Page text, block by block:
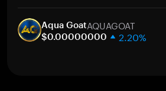
30日間
時価総額
Aqua GoatAQUAGOAT
$0.00000000 2.20%